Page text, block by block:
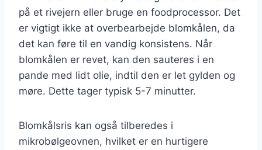
på et rivejern eller bruge en foodprocessor. Det
er vigtigt ikke at overbearbejde blomkålen, da
det kan føre til en vandig konsistens. Når
blomkålen er revet, kan den sauteres i en
pande med lidt olie, indtil den er let gylden og
møre. Dette tager typisk 5-7 minutter.
Blomkålsris kan også tilberedes i
mikrobølgeovnen, hvilket er en hurtigere